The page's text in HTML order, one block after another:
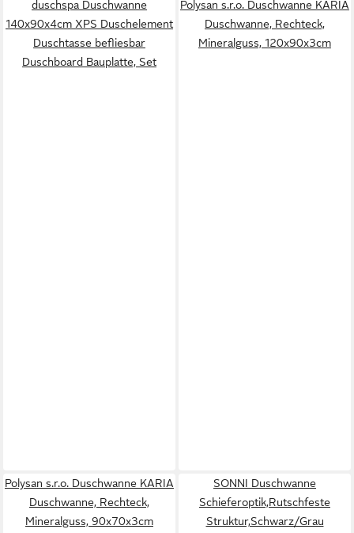
duschspa Duschwanne
140x90x4cm XPS Duschelement
Duschtasse befliesbar
Duschboard Bauplatte, Set
Polysan s.r.o. Duschwanne KARIA
Duschwanne, Rechteck,
Mineralguss, 120x90x3cm
Polysan s.r.o. Duschwanne KARIA
Duschwanne, Rechteck,
Mineralguss, 90x70x3cm
SONNI Duschwanne
Schieferoptik,Rutschfeste
Struktur,Schwarz/Grau